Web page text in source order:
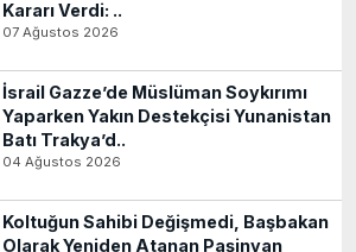
Kararı Verdi: ..
07 Ağustos 2026
İsrail Gazze’de Müslüman Soykırımı
Yaparken Yakın Destekçisi Yunanistan
Batı Trakya’d..
04 Ağustos 2026
Koltuğun Sahibi Değişmedi, Başbakan
Olarak Yeniden Atanan Paşinyan